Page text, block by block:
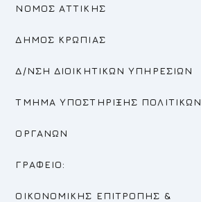
ΝΟΜΟΣ ΑΤΤΙΚΗΣ
ΔΗΜΟΣ ΚΡΩΠΙΑΣ
Δ/ΝΣΗ ΔΙΟΙΚΗΤΙΚΩΝ ΥΠΗΡΕΣΙΩΝ
ΤΜΗΜΑ ΥΠΟΣΤΗΡΙΞΗΣ ΠΟΛΙΤΙΚΩΝ
ΟΡΓΑΝΩΝ
ΓΡΑΦΕΙΟ:
ΟΙΚΟΝΟΜΙΚΗΣ ΕΠΙΤΡΟΠΗΣ &